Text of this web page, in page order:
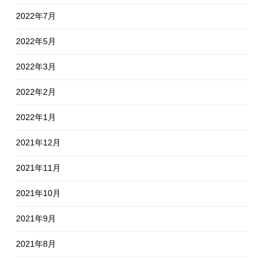
2022年7月
2022年5月
2022年3月
2022年2月
2022年1月
2021年12月
2021年11月
2021年10月
2021年9月
2021年8月